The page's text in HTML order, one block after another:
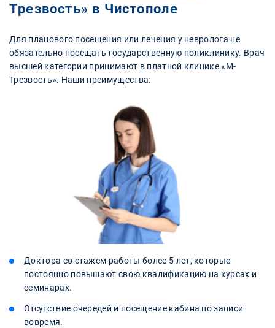
Трезвость» в Чистополе
Для планового посещения или лечения у невролога не
обязательно посещать государственную поликлинику. Врач
высшей категории принимают в платной клинике «М-
Трезвость». Наши преимущества:
Доктора со стажем работы более 5 лет, которые
постоянно повышают свою квалификацию на курсах и
семинарах.
Отсутствие очередей и посещение кабина по записи
вовремя.